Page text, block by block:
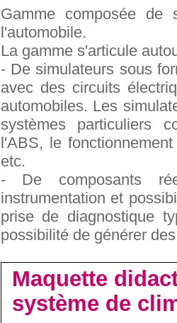
Gamme composée de
l'automobile.
La gamme s'articule
- De simulateurs sous
avec des circuits
automobiles. Les
systèmes particuliers
l'ABS, le
etc.
- De composants
instrumentation et
prise de diagnostique
possibilité de générer
Maquette
système de